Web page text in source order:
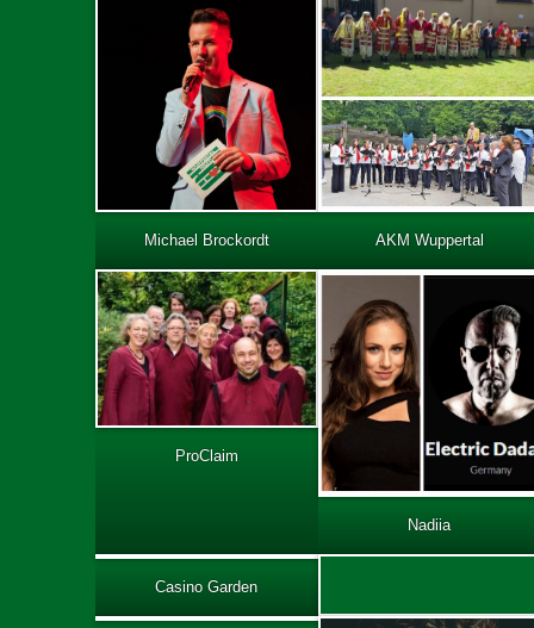
Michael Brockordt AKM Wuppertal
ProClaim
Nadiia
Casino Garden